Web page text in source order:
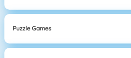
Puzzle Games